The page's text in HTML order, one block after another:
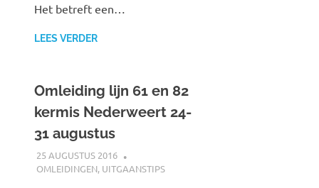
Het betreft een…
LEES VERDER
Omleiding lijn 61 en 82
kermis Nederweert 24-
31 augustus
25 AUGUSTUS 2016
OMLEIDINGEN, UITGAANSTIPS